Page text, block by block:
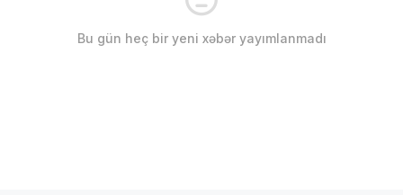
Bu gün heç bir yeni xəbər yayımlanmadı